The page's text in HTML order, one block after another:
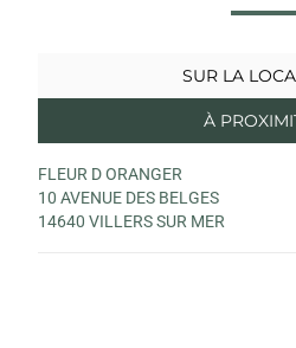
SUR LA
À
FLEUR D ORANGER
10 AVENUE DES BELGES
14640 VILLERS SUR MER